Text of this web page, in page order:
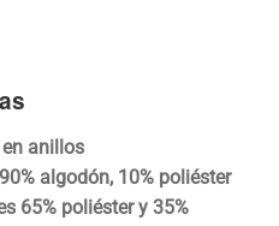
anillos
algodón, 10% poliéster
65% poliéster y 35%